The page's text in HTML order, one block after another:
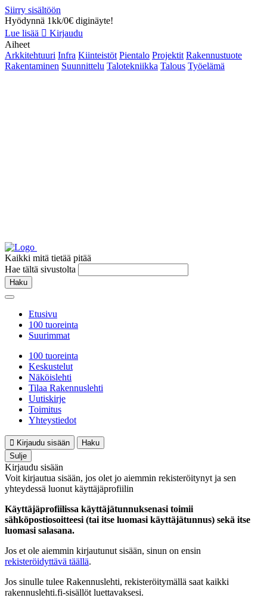
Siirry sisältöön
Hyödynnä 1kk/0€ diginäyte!
Lue lisää
Kirjaudu
Aiheet
Arkkitehtuuri Infra Kiinteistöt Pientalo Projektit Rakennustuote
Rakentaminen Suunnittelu Talotekniikka Talous Työelämä
Kaikki mitä tietää pitää
Hae tältä sivustolta
Haku
Etusivu
100 tuoreinta
Suurimmat
100 tuoreinta
Keskustelut
Näköislehti
Tilaa Rakennuslehti
Uutiskirje
Toimitus
Yhteystiedot
Kirjaudu sisään
Haku
Sulje
Kirjaudu sisään
Voit kirjautua sisään, jos olet jo aiemmin rekisteröitynyt ja sen
yhteydessä luonut käyttäjäprofiilin
Käyttäjäprofiilissa käyttäjätunnuksenasi toimii
sähköpostiosoitteesi (tai itse luomasi käyttäjätunnus) sekä itse
luomasi salasana.
Jos et ole aiemmin kirjautunut sisään, sinun on ensin
rekisteröidyttävä täällä.
Jos sinulle tulee Rakennuslehti, rekisteröitymällä saat kaikki
rakennuslehti.fi-sisällöt luettavaksesi.